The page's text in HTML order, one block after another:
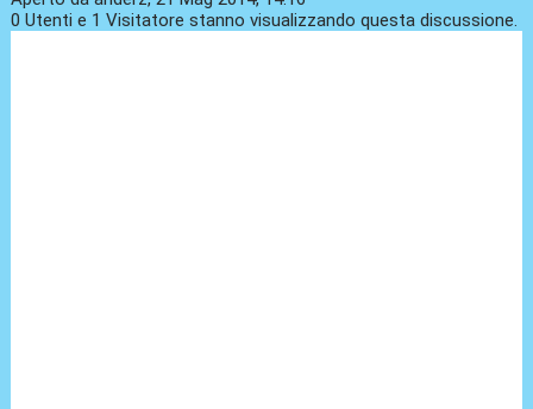
0 Utenti e 1 Visitatore stanno visualizzando questa discussione.